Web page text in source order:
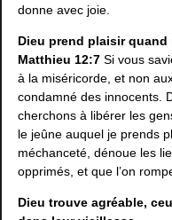
donne avec joie.
Dieu prend plaisir
Matthieu 12:7 Si vous
à la miséricorde, et non
condamné des innocents.
cherchons à libérer les
le jeûne auquel je prends
méchanceté, dénoue les
opprimés, et que l’on
Dieu trouve agréable,